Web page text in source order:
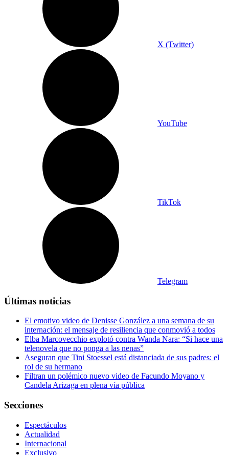
X (Twitter)
YouTube
TikTok
Telegram
Últimas noticias
El emotivo video de Denisse González a una semana de su
internación: el mensaje de resiliencia que conmovió a todos
Elba Marcovecchio explotó contra Wanda Nara: “Si hace una
telenovela que no ponga a las nenas”
Aseguran que Tini Stoessel está distanciada de sus padres: el
rol de su hermano
Filtran un polémico nuevo video de Facundo Moyano y
Candela Arizaga en plena vía pública
Secciones
Espectáculos
Actualidad
Internacional
Exclusivo